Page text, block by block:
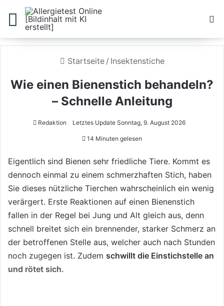
Menü
Startseite / Insektenstiche
Wie einen Bienenstich behandeln?
– Schnelle Anleitung
Redaktion Letztes Update Sonntag, 9. August 2026
14 Minuten gelesen
Eigentlich sind Bienen sehr friedliche Tiere. Kommt es
dennoch einmal zu einem schmerzhaften Stich, haben
Sie dieses nützliche Tierchen wahrscheinlich ein wenig
verärgert. Erste Reaktionen auf einen Bienenstich
fallen in der Regel bei Jung und Alt gleich aus, denn
schnell breitet sich ein brennender, starker Schmerz an
der betroffenen Stelle aus, welcher auch nach Stunden
noch zugegen ist. Zudem schwillt die Einstichstelle an
und rötet sich.